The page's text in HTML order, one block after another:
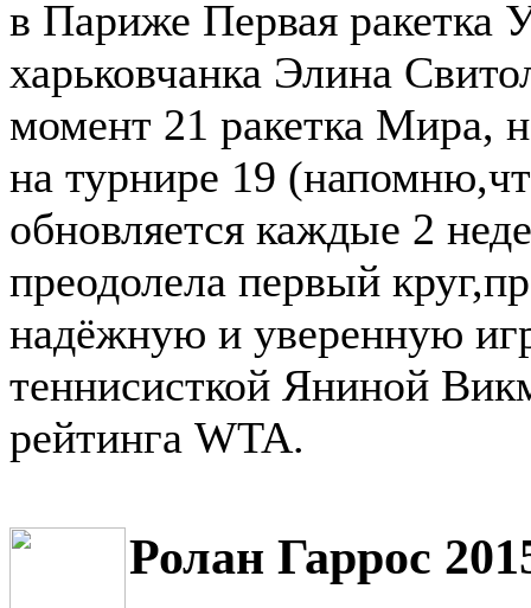
в Париже Первая ракетка
харьковчанка Элина
момент 21 ракетка Мира,
на турнире 19
обновляется каждые 2
преодолела первый
надёжную и уверенную
теннисисткой Яниной
рейтинга WTA.
Ролан Гаррос